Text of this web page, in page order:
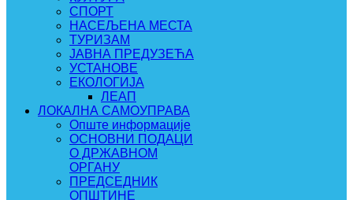
СПОРТ
НАСЕЉЕНА МЕСТА
ТУРИЗАМ
ЈАВНА ПРЕДУЗЕЋА
УСТАНОВЕ
ЕКОЛОГИЈА
ЛЕАП
ЛОКАЛНА САМОУПРАВА
Опште информације
ОСНОВНИ ПОДАЦИ
О ДРЖАВНОМ
ОРГАНУ
ПРЕДСЕДНИК
ОПШТИНЕ